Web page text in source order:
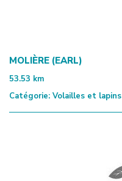
MOLIÈRE (EARL)
53.53 km
Catégorie: Volailles et lapins